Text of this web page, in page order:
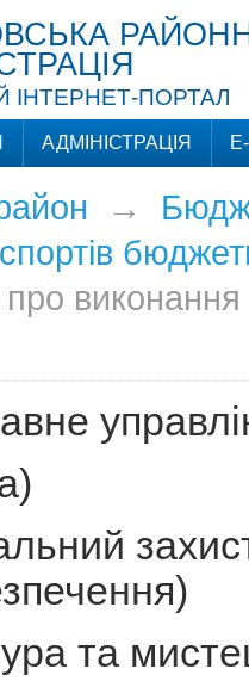
ІНТЕРНЕТ-ПОРТАЛ
АДМІНІСТРАЦІЯ
→
про виконання
та